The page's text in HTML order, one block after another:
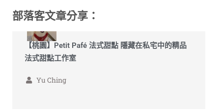
部落客文章分享：
【桃園】Petit Pafé 法式甜點 隱藏在私宅中的精品
法式甜點工作室
Yu Ching